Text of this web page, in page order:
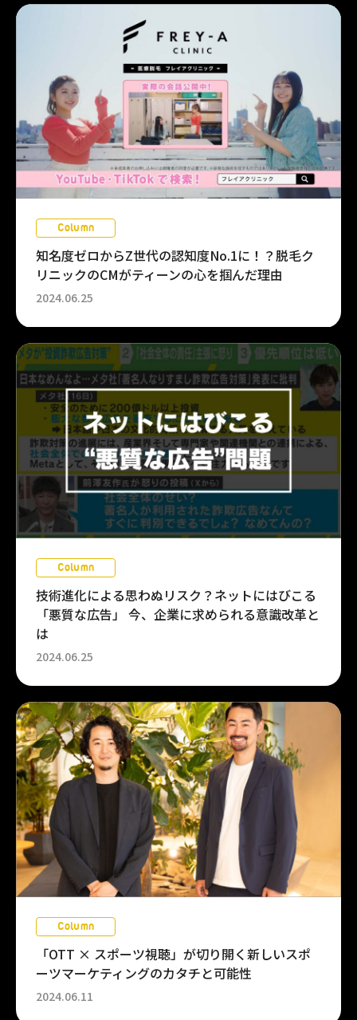
Column
知名度ゼロからZ世代の認知度No.1に！？脱毛ク
リニックのCMがティーンの心を掴んだ理由
2024.06.25
Column
技術進化による思わぬリスク？ネットにはびこる
「悪質な広告」 今、企業に求められる意識改革と
は
2024.06.25
Column
「OTT × スポーツ視聴」が切り開く新しいスポ
ーツマーケティングのカタチと可能性
2024.06.11